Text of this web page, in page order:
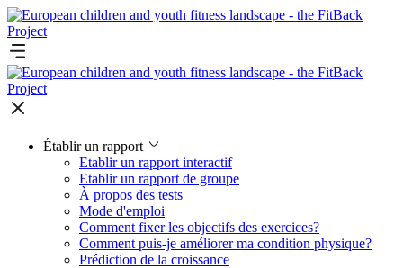
Établir un rapport
Etablir un rapport interactif
Etablir un rapport de groupe
À propos des tests
Mode d'emploi
Comment fixer les objectifs des exercices?
Comment puis-je améliorer ma condition physique?
Prédiction de la croissance